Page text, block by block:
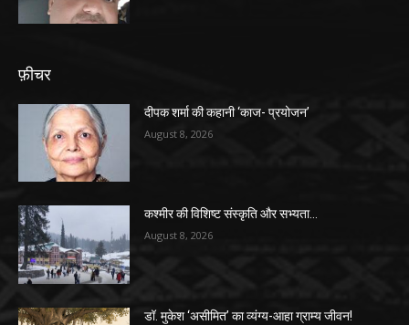
फ़ीचर
दीपक शर्मा की कहानी ‘काज- प्रयोजन’
August 8, 2026
कश्मीर की विशिष्ट संस्कृति और सभ्यता…
August 8, 2026
डॉ. मुकेश ‘असीमित’ का व्यंग्य-आहा ग्राम्य जीवन!